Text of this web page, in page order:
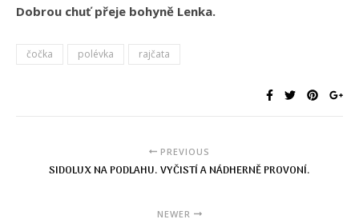
Dobrou chuť přeje bohyně Lenka.
čočka polévka rajčata
PREVIOUS
SIDOLUX NA PODLAHU. VYČISTÍ A NÁDHERNĚ PROVONÍ.
NEWER